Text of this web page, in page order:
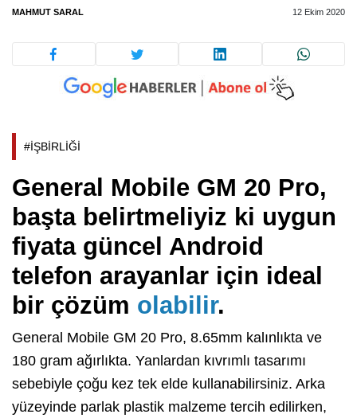
MAHMUT SARAL 12 Ekim 2020
#İŞBİRLİĞİ
General Mobile GM 20 Pro,
başta belirtmeliyiz ki uygun
fiyata güncel Android
telefon arayanlar için ideal
bir çözüm olabilir.
General Mobile GM 20 Pro, 8.65mm kalınlıkta ve
180 gram ağırlıkta. Yanlardan kıvrımlı tasarımı
sebebiyle çoğu kez tek elde kullanabilirsiniz. Arka
yüzeyinde parlak plastik malzeme tercih edilirken,